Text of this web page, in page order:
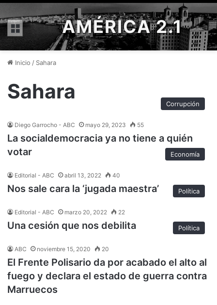
Menú AMÉRICA 2.1
Inicio / Sahara
Sahara
Corrupción
Diego Garrocho - ABC mayo 29, 2023 55
La socialdemocracia ya no tiene a quién
votar
Economía
Editorial - ABC abril 13, 2022 40
Nos sale cara la ‘jugada maestra’ Política
Editorial - ABC marzo 20, 2022 22
Una cesión que nos debilita Política
ABC noviembre 15, 2020 20
El Frente Polisario da por acabado el alto al
fuego y declara el estado de guerra contra
Marruecos